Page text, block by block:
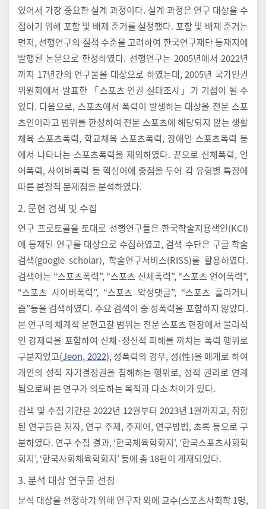
있어서 가장 중요한 설계 과정이다. 설계 과정은 연구 대상을 수
집하기 위해 포함 및 배제 준거를 설정했다. 포함 및 배제 준거는
먼저, 선행연구의 질적 수준을 고려하여 한국연구재단 등재지에
발행된 논문으로 한정하였다. 선행연구는 2005년에서 2022년
까지 17년간의 연구물을 대상으로 하였는데, 2005년 국가인권
위원회에서 발표한 「스포츠 인권 실태조사」가 기점이 될 수
있다. 다음으로, 스포츠에서 폭력이 발생하는 대상을 전문 스포
츠인이라고 범위를 한정하여 전문 스포츠에 해당되지 않는 생활
체육 스포츠폭력, 학교체육 스포츠폭력, 장애인 스포츠폭력 등
에서 나타나는 스포츠폭력을 제외하였다. 끝으로 신체폭력, 언
어폭력, 사이버폭력 등 핵심어에 중점을 두어 각 유형별 특징에
따른 본질적 문제점을 분석하였다.
2. 문헌 검색 및 수집
연구 프로토콜을 토대로 선행연구들은 한국학술지용색인(KCI)
에 등재된 연구를 대상으로 수집하였고, 검색 수단은 구글 학술
검색(google scholar), 학술연구서비스(RISS)를 활용하였다.
검색어는 “스포츠폭력”, “스포츠 신체폭력”, “스포츠 언어폭력”,
“스포츠 사이버폭력”, “스포츠 악성댓글”, “스포츠 훌리거니
즘”등을 검색하였다. 주요 검색어 중 성폭력을 포함하지 않았다.
본 연구의 체계적 문헌고찰 범위는 전문 스포츠 현장에서 물리적
인 강제력을 포함하여 신체·정신적 피해를 끼치는 폭력 행위로
구분지었고(Jeon, 2022), 성폭력의 경우, 성(性)을 매개로 하여
개인의 성적 자기결정권을 침해하는 행위로, 성적 권리로 연계
됨으로써 본 연구가 의도하는 목적과 다소 차이가 있다.
검색 및 수집 기간은 2022년 12월부터 2023년 1월까지고, 취합
된 연구들은 저자, 연구 주제, 주제어, 연구방법, 초록 등으로 구
분하였다. 연구 수집 결과, ‘한국체육학회지’, ‘한국스포츠사회학
회지’, ‘한국사회체육학회지’ 등에 총 18편이 게재되었다.
3. 분석 대상 연구물 선정
분석 대상을 선정하기 위해 연구자 외에 교수(스포츠사회학 1명,